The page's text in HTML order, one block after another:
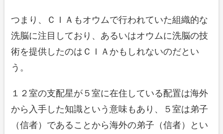
つまり、ＣＩＡもオウムで行われていた組織的な
洗脳に注目しており、あるいはオウムに洗脳の技
術を提供したのはＣＩＡかもしれないのだとい
う。
１２室の支配星が５室に在住している配置は海外
から入手した知識という意味もあり、５室は弟子
（信者）であることから海外の弟子（信者）とい